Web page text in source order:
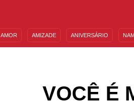
AMOR AMIZADE ANIVERSÁRIO
VOCÊ É